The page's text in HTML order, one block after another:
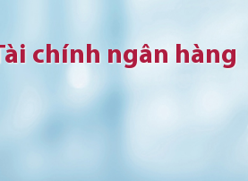
chính ngân hàng
chính ngân hàng
chính ngân hàng